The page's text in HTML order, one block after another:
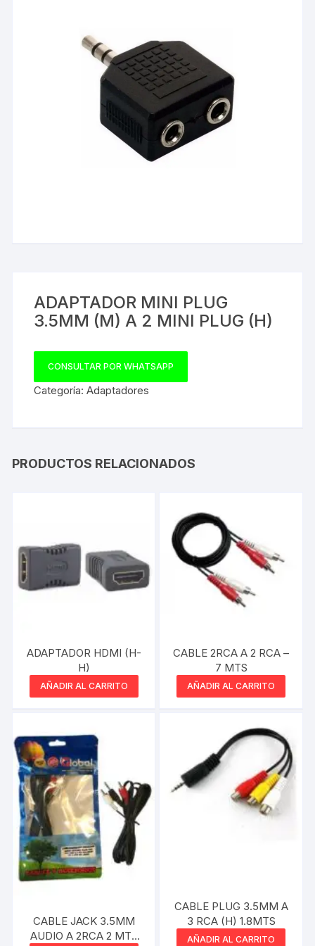
ADAPTADOR MINI PLUG
3.5MM (M) A 2 MINI PLUG (H)
CONSULTAR POR WHATSAPP
Categoría:Adaptadores
PRODUCTOS RELACIONADOS
ADAPTADOR HDMI (H-
H)
AÑADIR AL CARRITO
CABLE 2RCA A 2 RCA –
7 MTS
AÑADIR AL CARRITO
CABLE JACK 3.5MM
AUDIO A 2RCA 2 MTS
CABLE PLUG 3.5MM A
3 RCA (H) 1.8MTS
AÑADIR AL CARRITO